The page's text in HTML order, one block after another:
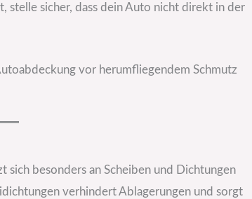
stelle sicher, dass dein Auto nicht direkt in der
vor herumfliegendem Schmutz
besonders an Scheiben und Dichtungen
verhindert Ablagerungen und sorgt